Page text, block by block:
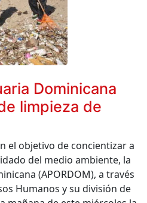
Dominicana
limpieza de
el objetivo de concientizar a
del medio ambiente, la
(APORDOM), a través
Humanos y su división de